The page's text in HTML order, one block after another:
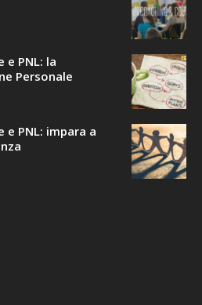
e PNL: la
Personale
e PNL: impara a